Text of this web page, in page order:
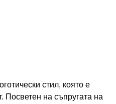
стил, която е
Посветен на съпругата на